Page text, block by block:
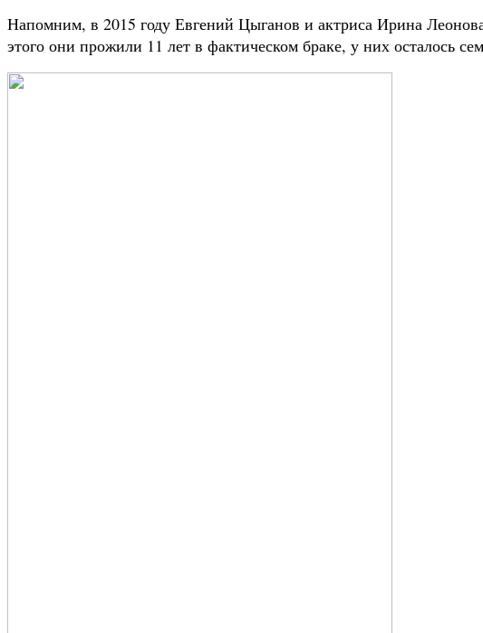
Напомним, в 2015 году Евгений Цыганов и актриса Ирина
этого они прожили 11 лет в фактическом браке, у них осталось